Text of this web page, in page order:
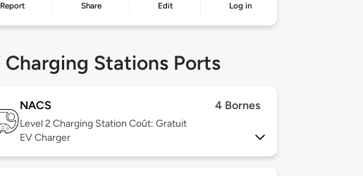
Report Share Edit Log in
Charging Stations Ports
NACS 4 Bornes
Level 2 Charging Station Coût: Gratuit
EV Charger